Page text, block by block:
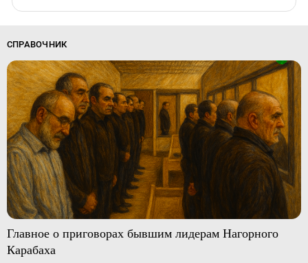
СПРАВОЧНИК
Главное о приговорах бывшим лидерам Нагорного
Карабаха